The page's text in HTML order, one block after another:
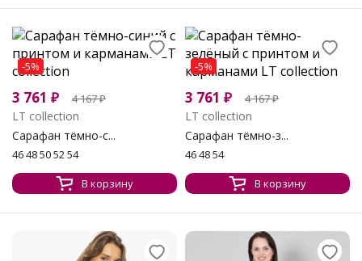
-5%
3 761 ₽ 4 167₽
LT collection
Сарафан тёмно-с...
46 48 50 52 54
В корзину
-5%
3 761 ₽ 4 167₽
LT collection
Сарафан тёмно-з...
46 48 54
В корзину